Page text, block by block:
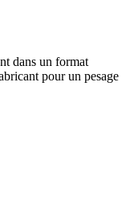
dans un format
pour un pesage